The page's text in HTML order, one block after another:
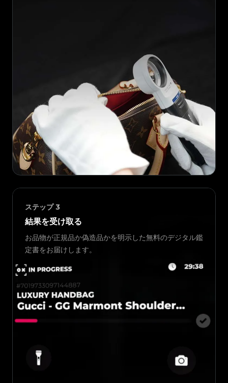
ステップ 3
結果を受け取る
お品物が正規品か偽造品かを明示した無料のデジタル鑑
定書をお届けします。